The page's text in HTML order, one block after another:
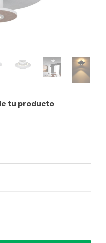
tu producto
blanca con acento de